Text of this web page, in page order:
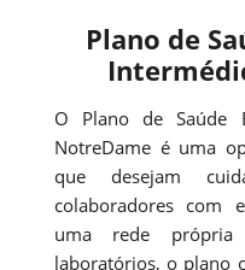
Plano de
O Plano de Saúde
NotreDame é uma
que desejam
colaboradores com
uma rede
laboratórios, o plano